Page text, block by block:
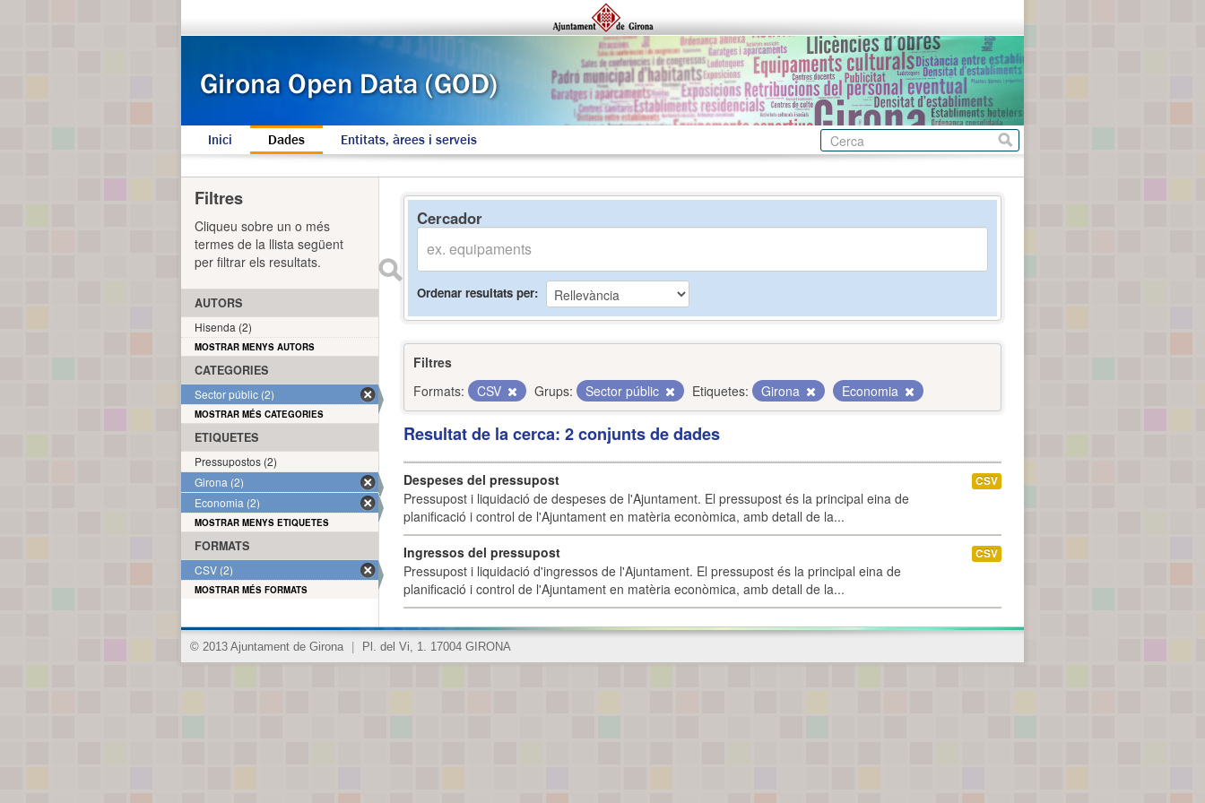
Inici Dades Entitats, àrees i serveis
Cercador
Ordenar resultats per
Filtres
Formats:
CSV Grups: Sector públic Etiquetes: Girona Economia
Resultat de la cerca: 2 conjunts de dades
Despeses del pressupost
Pressupost i liquidació de despeses de l'Ajuntament. El pressupost és la principal eina de
planificació i control de l'Ajuntament en matèria econòmica, amb detall de la...
CSV
Ingressos del pressupost
Pressupost i liquidació d'ingressos de l'Ajuntament. El pressupost és la principal eina de
planificació i control de l'Ajuntament en matèria econòmica, amb detall de la...
CSV
Filtres
Cliqueu sobre un o més
termes de la llista següent
per filtrar els resultats.
AUTORS
Hisenda (2)
MOSTRAR MENYS AUTORS
CATEGORIES
Sector públic (2)
MOSTRAR MÉS CATEGORIES
ETIQUETES
Pressupostos (2)
Girona (2)
Economia (2)
MOSTRAR MENYS ETIQUETES
FORMATS
CSV (2)
MOSTRAR MÉS FORMATS
© 2013 Ajuntament de Girona Pl. del Vi, 1. 17004 GIRONA